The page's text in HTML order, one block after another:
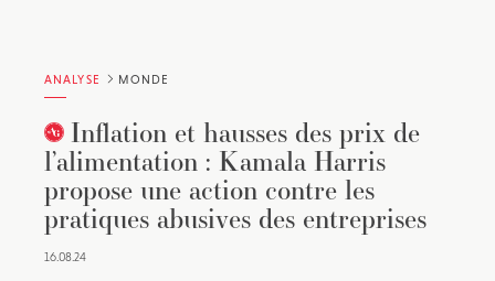
ANALYSE MONDE
Inflation et hausses des prix de
l’alimentation : Kamala Harris
propose une action contre les
pratiques abusives des entreprises
16.08.24